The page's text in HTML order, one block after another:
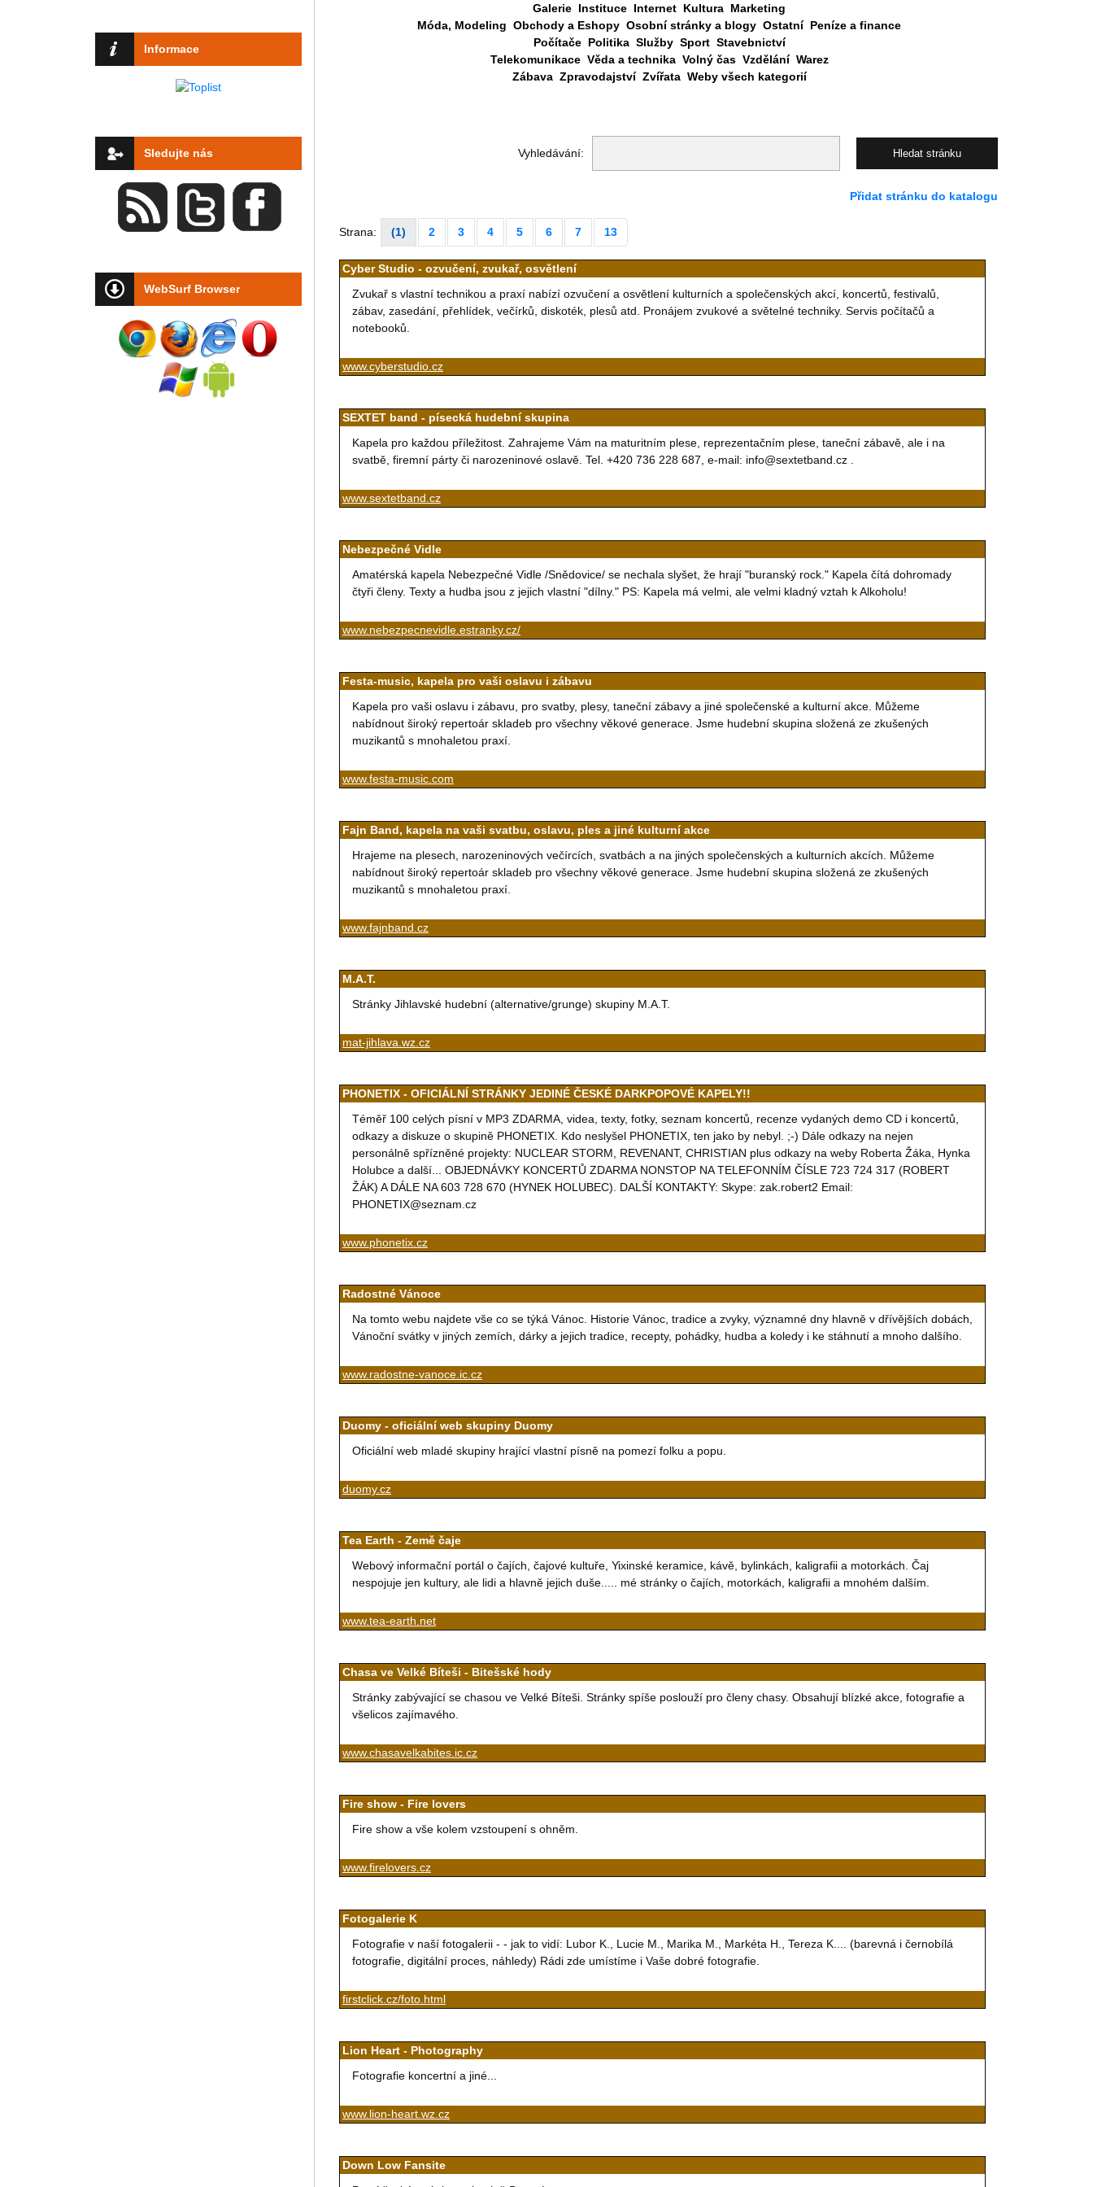
Informace
Sledujte nás
WebSurf Browser
Galerie Instituce Internet Kultura Marketing
Móda, Modeling Obchody a Eshopy Osobní stránky a blogy Ostatní Peníze a finance
Počítače Politika Služby Sport Stavebnictví
Telekomunikace Věda a technika Volný čas Vzdělání Warez
Zábava Zpravodajství Zvířata Weby všech kategorií
Vyhledávání:
Přidat stránku do katalogu
Strana: (1) 2 3 4 5 6 7 13
Cyber Studio - ozvučení, zvukař, osvětlení
Zvukař s vlastní technikou a praxí nabízí ozvučení a osvětlení kulturních a společenských akcí, koncertů, festivalů,
zábav, zasedání, přehlídek, večírků, diskoték, plesů atd. Pronájem zvukové a světelné techniky. Servis počítačů a
notebooků.
www.cyberstudio.cz
SEXTET band - písecká hudební skupina
Kapela pro každou příležitost. Zahrajeme Vám na maturitním plese, reprezentačním plese, taneční zábavě, ale i na
svatbě, firemní párty či narozeninové oslavě. Tel. +420 736 228 687, e-mail: info@sextetband.cz .
www.sextetband.cz
Nebezpečné Vidle
Amatérská kapela Nebezpečné Vidle /Snědovice/ se nechala slyšet, že hrají "buranský rock." Kapela čítá dohromady
čtyři členy. Texty a hudba jsou z jejich vlastní "dílny." PS: Kapela má velmi, ale velmi kladný vztah k Alkoholu!
www.nebezpecnevidle.estranky.cz/
Festa-music, kapela pro vaši oslavu i zábavu
Kapela pro vaši oslavu i zábavu, pro svatby, plesy, taneční zábavy a jiné společenské a kulturní akce. Můžeme
nabídnout široký repertoár skladeb pro všechny věkové generace. Jsme hudební skupina složená ze zkušených
muzikantů s mnohaletou praxí.
www.festa-music.com
Fajn Band, kapela na vaši svatbu, oslavu, ples a jiné kulturní akce
Hrajeme na plesech, narozeninových večírcích, svatbách a na jiných společenských a kulturních akcích. Můžeme
nabídnout široký repertoár skladeb pro všechny věkové generace. Jsme hudební skupina složená ze zkušených
muzikantů s mnohaletou praxí.
www.fajnband.cz
M.A.T.
Stránky Jihlavské hudební (alternative/grunge) skupiny M.A.T.
mat-jihlava.wz.cz
PHONETIX - OFICIÁLNÍ STRÁNKY JEDINÉ ČESKÉ DARKPOPOVÉ KAPELY!!
Téměř 100 celých písní v MP3 ZDARMA, videa, texty, fotky, seznam koncertů, recenze vydaných demo CD i koncertů,
odkazy a diskuze o skupině PHONETIX. Kdo neslyšel PHONETIX, ten jako by nebyl. ;-) Dále odkazy na nejen
personálně spřízněné projekty: NUCLEAR STORM, REVENANT, CHRISTIAN plus odkazy na weby Roberta Žáka, Hynka
Holubce a další... OBJEDNÁVKY KONCERTŮ ZDARMA NONSTOP NA TELEFONNÍM ČÍSLE 723 724 317 (ROBERT
ŽÁK) A DÁLE NA 603 728 670 (HYNEK HOLUBEC). DALŠÍ KONTAKTY: Skype: zak.robert2 Email:
PHONETIX@seznam.cz
www.phonetix.cz
Radostné Vánoce
Na tomto webu najdete vše co se týká Vánoc. Historie Vánoc, tradice a zvyky, významné dny hlavně v dřívějších dobách,
Vánoční svátky v jiných zemích, dárky a jejich tradice, recepty, pohádky, hudba a koledy i ke stáhnutí a mnoho dalšího.
www.radostne-vanoce.ic.cz
Duomy - oficiální web skupiny Duomy
Oficiální web mladé skupiny hrající vlastní písně na pomezí folku a popu.
duomy.cz
Tea Earth - Země čaje
Webový informační portál o čajích, čajové kultuře, Yixinské keramice, kávě, bylinkách, kaligrafii a motorkách. Čaj
nespojuje jen kultury, ale lidi a hlavně jejich duše..... mé stránky o čajích, motorkách, kaligrafii a mnohém dalším.
www.tea-earth.net
Chasa ve Velké Bíteši - Bitešské hody
Stránky zabývající se chasou ve Velké Bíteši. Stránky spíše poslouží pro členy chasy. Obsahují blízké akce, fotografie a
všelicos zajímavého.
www.chasavelkabites.ic.cz
Fire show - Fire lovers
Fire show a vše kolem vzstoupení s ohněm.
www.firelovers.cz
Fotogalerie K
Fotografie v naší fotogalerii - - jak to vidí: Lubor K., Lucie M., Marika M., Markéta H., Tereza K.... (barevná i černobílá
fotografie, digitální proces, náhledy) Rádi zde umístíme i Vaše dobré fotografie.
firstclick.cz/foto.html
Lion Heart - Photography
Fotografie koncertní a jiné...
www.lion-heart.wz.cz
Down Low Fansite